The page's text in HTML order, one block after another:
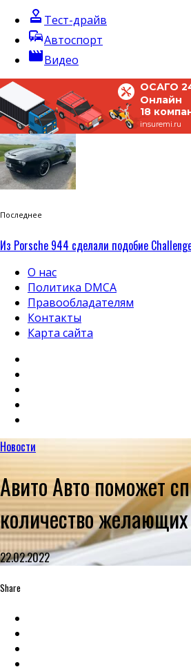
approval Тест-драйв
commuteАвтоспорт
movieВидео
ОСАГО
Онлайн
18
insuremi.ru
Последнее
Из Porsche 944 сделали подобие
О нас
Политика DMCA
Правообладателям
Контакты
Карта сайта
Новости
Авито Авто поможет
количество желающих
22.02.2022
Share